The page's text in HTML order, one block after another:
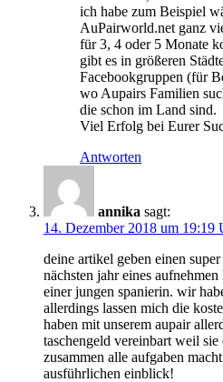
ich habe zum Beispiel
AuPairworld.net ganz
für 3, 4 oder 5 Monate
gibt es in größeren
Facebookgruppen (für
wo Aupairs Familien
die schon im Land sind.
Viel Erfolg bei Eurer
Antworten
annika sagt:
14. Dezember 2018 um 19:19
deine artikel geben einen
nächsten jahr eines
einer jungen spanierin. wir
allerdings lassen mich die
haben mit unserem aupair
taschengeld vereinbart weil
zusammen alle aufgaben
ausführlichen einblick!